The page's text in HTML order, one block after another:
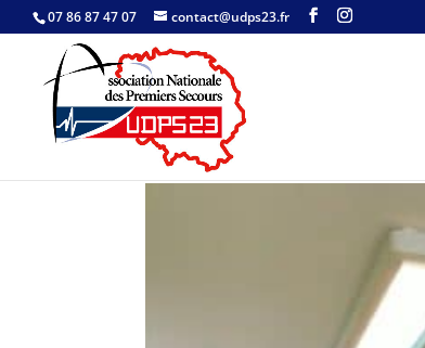
07 86 87 47 07 contact@udps23.fr